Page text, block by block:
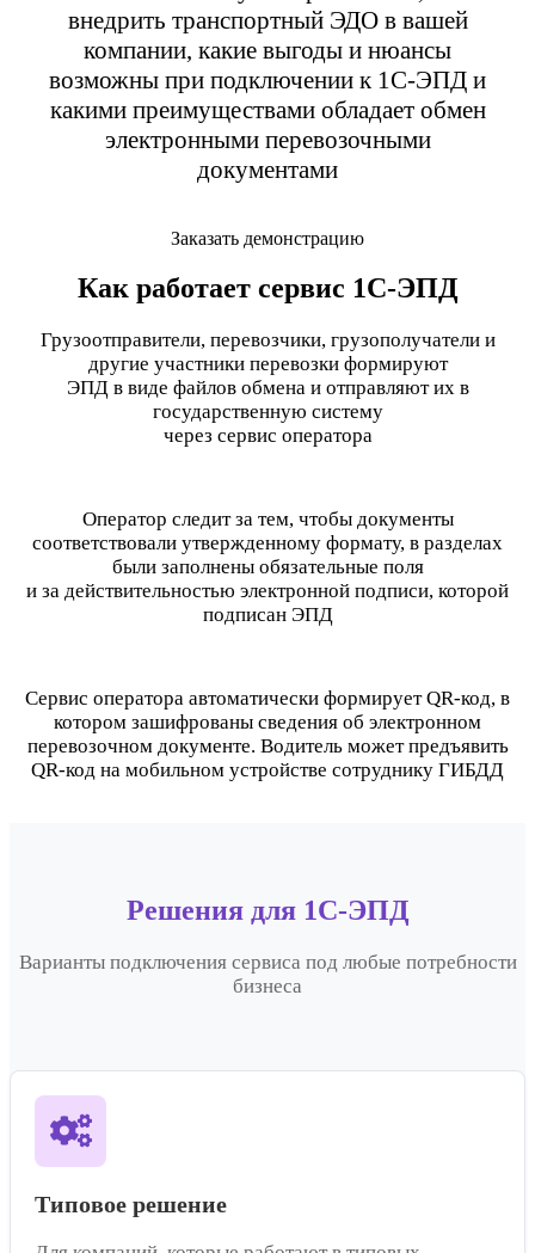
внедрить транспортный ЭДО в вашей
компании, какие выгоды и нюансы
возможны при подключении к 1С-ЭПД и
какими преимуществами обладает обмен
электронными перевозочными
документами
Заказать демонстрацию
Как работает сервис 1С-ЭПД
Грузоотправители, перевозчики, грузополучатели и
другие участники перевозки формируют
ЭПД в виде файлов обмена и отправляют их в
государственную систему
через сервис оператора
Оператор следит за тем, чтобы документы
соответствовали утвержденному формату, в разделах
были заполнены обязательные поля
и за действительностью электронной подписи, которой
подписан ЭПД
Сервис оператора автоматически формирует QR-код, в
котором зашифрованы сведения об электронном
перевозочном документе. Водитель может предъявить
QR-код на мобильном устройстве cотруднику ГИБДД
Решения для 1С-ЭПД
Варианты подключения сервиса под любые потребности
бизнеса
Типовое решение